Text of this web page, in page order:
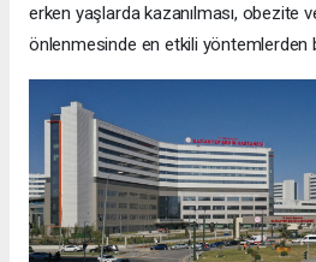
erken yaşlarda kazanılması, obezite
önlenmesinde en etkili yöntemlerden